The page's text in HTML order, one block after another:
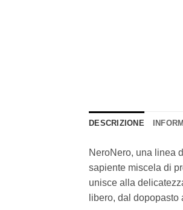
DESCRIZIONE
NeroNero, una linea
sapiente miscela di
unisce alla
libero, dal